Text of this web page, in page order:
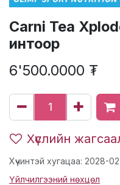
Carni Tea
интоор
6'500.0000 ₮
Хүслийн
Хүчинтэй хугацаа: 2028-
Үйлчилгээний нөхцөл